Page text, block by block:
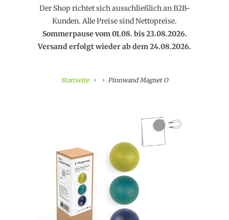
Der Shop richtet sich ausschließlich an B2B-
Kunden. Alle Preise sind Nettopreise.
Sommerpause vom 01.08. bis 23.08.2026.
Versand erfolgt wieder ab dem 24.08.2026.
Startseite Pinnwand Magnet O